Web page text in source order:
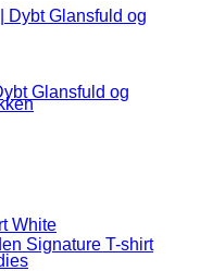
Glansfuld og